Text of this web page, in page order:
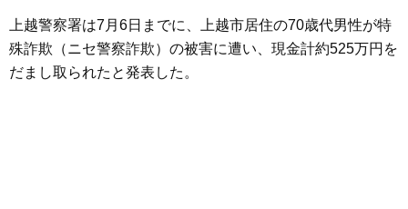
上越警察署は7月6日までに、上越市居住の70歳代男性が特
殊詐欺（ニセ警察詐欺）の被害に遭い、現金計約525万円を
だまし取られたと発表した。